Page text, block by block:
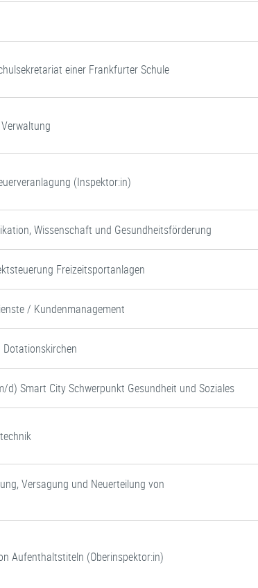
einer Frankfurter Schule
(Inspektor:in)
Wissenschaft und Gesundheitsförderung
Freizeitsportanlagen
/ Kundenmanagement
d) Smart City Schwerpunkt Gesundheit und Soziales
Versagung und Neuerteilung von
Aufenthaltstiteln (Oberinspektor:in)